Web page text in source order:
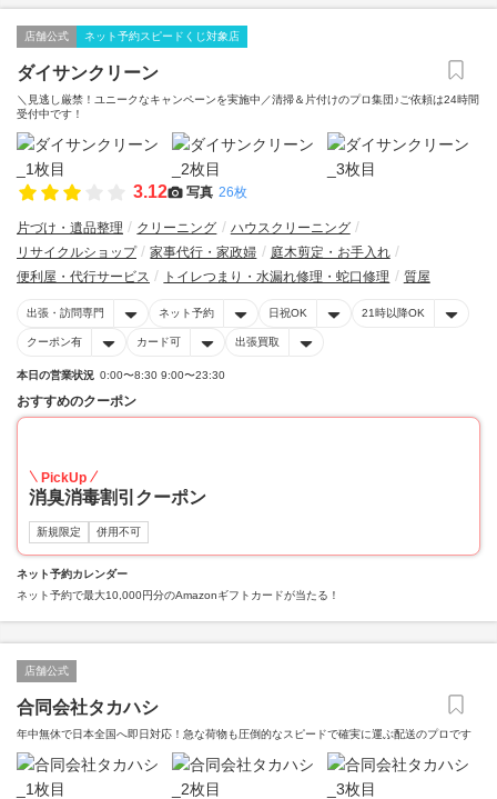
店舗公式 ネット予約スピードくじ対象店
ダイサンクリーン
＼見逃し厳禁！ユニークなキャンペーンを実施中／清掃＆片付けのプロ集団♪ご依頼は24時間
受付中です！
3.12 写真 26枚
片づけ・遺品整理 クリーニング
ハウスクリーニング
リサイクルショップ
家事代行・家政婦
庭木剪定・お手入れ
便利屋・代行サービス
トイレつまり・水漏れ修理・蛇口修理 質屋
出張・訪問専門 ネット予約 日祝OK 21時以降OK
クーポン有 カード可 出張買取
本日の営業状況 0:00〜8:30 9:00〜23:30
おすすめのクーポン
PickUp
消臭消毒割引クーポン
新規限定 併用不可
ネット予約カレンダー
ネット予約で最大10,000円分のAmazonギフトカードが当たる！
店舗公式
合同会社タカハシ
年中無休で日本全国へ即日対応！急な荷物も圧倒的なスピードで確実に運ぶ配送のプロです